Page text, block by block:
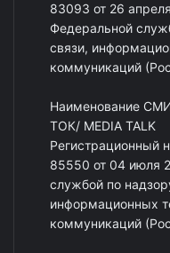
83093 от 26
Федеральной
связи,
коммуникаций
Наименование
ТОК/ MEDIA TALK
85550 от 04 июля
службой по
информационных
коммуникаций